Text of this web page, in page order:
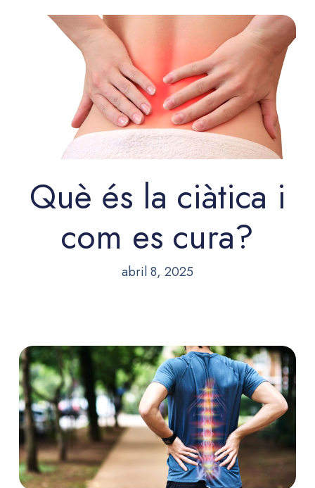
Què és la ciàtica i
com es cura?
abril 8, 2025